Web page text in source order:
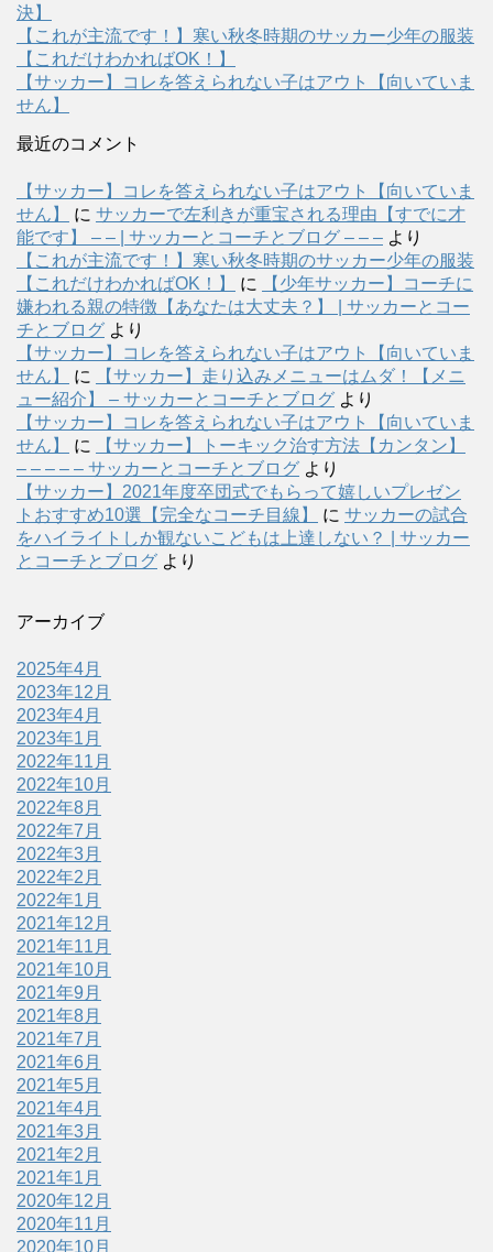
決】
【これが主流です！】寒い秋冬時期のサッカー少年の服装
【これだけわかればOK！】
【サッカー】コレを答えられない子はアウト【向いていま
せん】
最近のコメント
【サッカー】コレを答えられない子はアウト【向いていま
せん】
に サッカーで左利きが重宝される理由【すでに才
能です】 – – | サッカーとコーチとブログ – – – より
【これが主流です！】寒い秋冬時期のサッカー少年の服装
【これだけわかればOK！】
に
【少年サッカー】コーチに
嫌われる親の特徴【あなたは大丈夫？】 | サッカーとコー
チとブログ より
【サッカー】コレを答えられない子はアウト【向いていま
せん】
に
【サッカー】走り込みメニューはムダ！【メニ
ュー紹介】 – サッカーとコーチとブログ より
【サッカー】コレを答えられない子はアウト【向いていま
せん】
に
【サッカー】トーキック治す方法【カンタン】
– – – – – サッカーとコーチとブログ より
【サッカー】2021年度卒団式でもらって嬉しいプレゼン
トおすすめ10選【完全なコーチ目線】
に サッカーの試合
をハイライトしか観ないこどもは上達しない？ | サッカー
とコーチとブログ より
アーカイブ
2025年4月
2023年12月
2023年4月
2023年1月
2022年11月
2022年10月
2022年8月
2022年7月
2022年3月
2022年2月
2022年1月
2021年12月
2021年11月
2021年10月
2021年9月
2021年8月
2021年7月
2021年6月
2021年5月
2021年4月
2021年3月
2021年2月
2021年1月
2020年12月
2020年11月
2020年10月